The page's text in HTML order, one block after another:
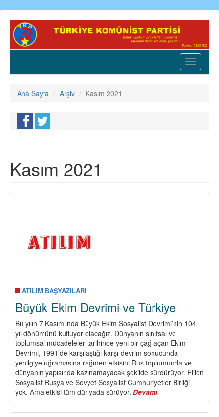
Ana
içeriğe
Toggle
Ana Sayfa Arşiv Kasım 2021
Kasım 2021
ATILIM BAŞYAZILARI
Büyük Ekim Devrimi ve Türkiye
Bu yılın 7 Kasım’ında Büyük Ekim Sosyalist Devrimi’nin 104
yıl dönümünü kutluyor olacağız. Dünyanın sınıfsal ve
toplumsal mücadeleler tarihinde yeni bir çağ açan Ekim
Devrimi, 1991’de karşılaştığı karşı-devrim sonucunda
yenilgiye uğramasına rağmen etkisini Rus toplumunda ve
dünyanın yapısında kazınamayacak şekilde sürdürüyor. Fiilen
Sosyalist Rusya ve Sovyet Sosyalist Cumhuriyetler Birliği
yok. Ama etkisi tüm dünyada sürüyor. Devamı
Büyük
Ekim